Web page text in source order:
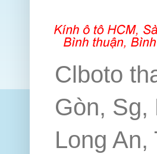
Clboto
Gòn,
Long